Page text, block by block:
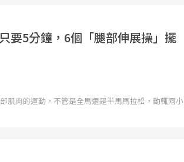
要5分鐘，6個「腿部伸展操」擺
肌肉的運動，不管是全馬還是半馬馬拉松，動輒兩小